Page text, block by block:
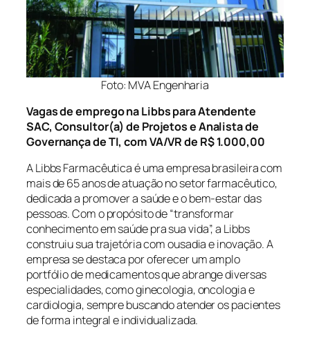
Foto: MVA Engenharia
Vagas de emprego na Libbs para Atendente
SAC, Consultor(a) de Projetos e Analista de
Governança de TI, com VA/VR de R$ 1.000,00
A Libbs Farmacêutica é uma empresa brasileira com
mais de 65 anos de atuação no setor farmacêutico,
dedicada a promover a saúde e o bem-estar das
pessoas. Com o propósito de “transformar
conhecimento em saúde pra sua vida”, a Libbs
construiu sua trajetória com ousadia e inovação. A
empresa se destaca por oferecer um amplo
portfólio de medicamentos que abrange diversas
especialidades, como ginecologia, oncologia e
cardiologia, sempre buscando atender os pacientes
de forma integral e individualizada.